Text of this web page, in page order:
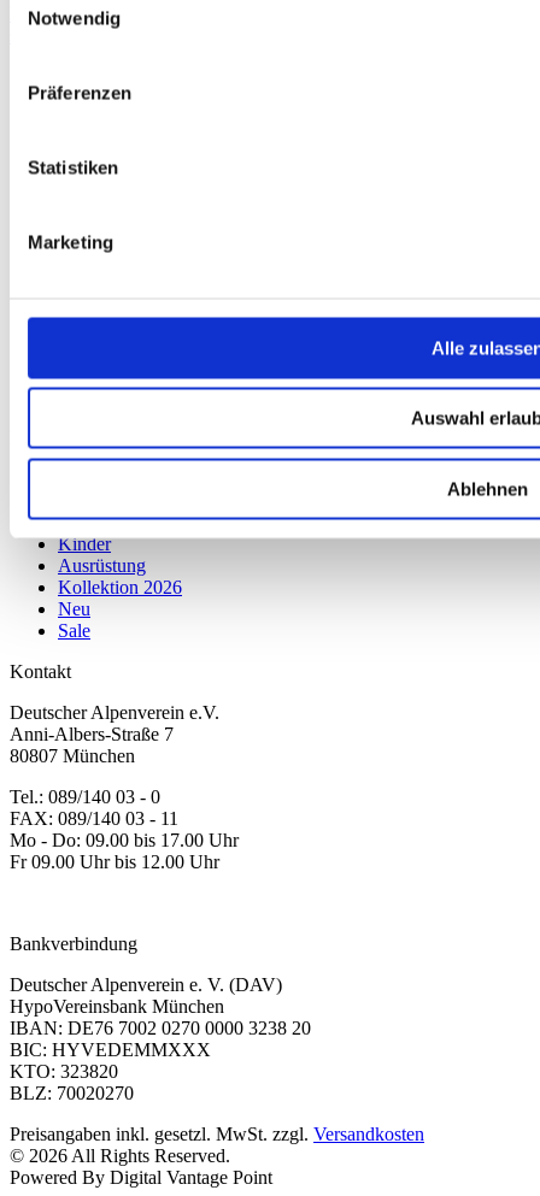
Notwendig
Präferenzen
Statistiken
Marketing
Alle
Auswahl
Ablehnen
DAV Predigtstuhl Sportstirnband
schnelltrocknend - atmungsaktiv - terra/marineblau - DAV Design
Über Uns
Mein Konto
Nachhaltigkeit
Erklärung zur Barrierefreiheit
WIDERRUF ERKLÄREN
Herren
Kinder
Ausrüstung
Kollektion 2026
Neu
Sale
Kontakt
Deutscher Alpenverein e.V.
Anni-Albers-Straße 7
80807 München
Tel.: 089/140 03 - 0
FAX: 089/140 03 - 11
Mo - Do: 09.00 bis 17.00 Uhr
Fr 09.00 Uhr bis 12.00 Uhr
Bankverbindung
Deutscher Alpenverein e. V. (DAV)
HypoVereinsbank München
IBAN: DE76 7002 0270 0000 3238 20
BIC: HYVEDEMMXXX
KTO: 323820
BLZ: 70020270
Preisangaben inkl. gesetzl. MwSt. zzgl. Versandkosten
© 2026 All Rights Reserved.
Powered By Digital Vantage Point